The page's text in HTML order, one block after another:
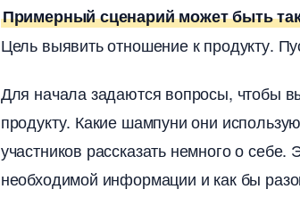
Примерный сценарий может быть
Цель выявить отношение к продукту.
Для начала задаются вопросы, чтобы
продукту. Какие шампуни они
участников рассказать немного о
необходимой информации и как бы